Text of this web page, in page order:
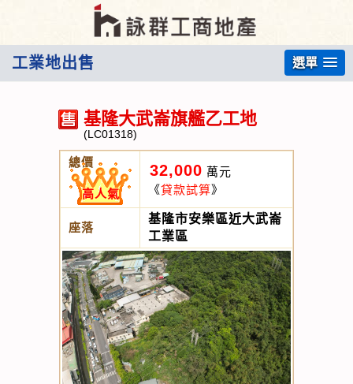
工業地出售 選單
基隆大武崙旗艦乙工地
(LC01318)
總價
高人氣
32,000 萬元
《貸款試算》
座落
基隆市安樂區近大武崙
工業區